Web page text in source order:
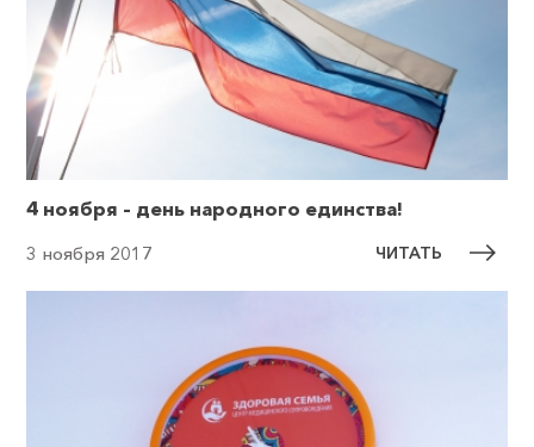
4 ноября – день народного единства!
3 ноября 2017 ЧИТАТЬ